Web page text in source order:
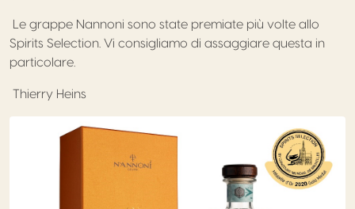
Le grappe Nannoni sono state premiate più volte allo
Spirits Selection. Vi consigliamo di assaggiare questa in
particolare.
Thierry Heins